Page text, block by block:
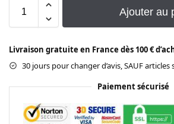
Ajouter au
Livraison gratuite en France dès 100 €
30 jours pour changer d’avis, SAUF articles
Paiement sécurisé